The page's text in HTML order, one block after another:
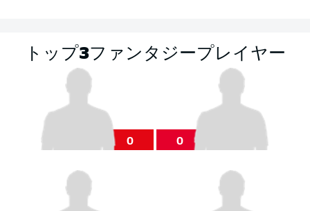
トップ3ファンタジープレイヤー
0 0